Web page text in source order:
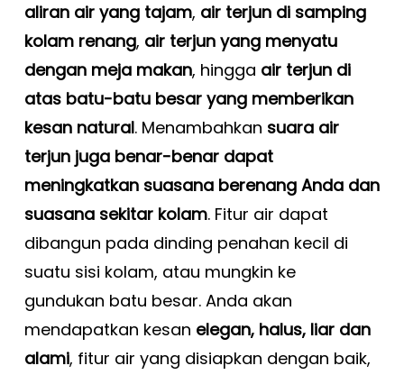
aliran air yang tajam, air terjun di samping
kolam renang, air terjun yang menyatu
dengan meja makan, hingga air terjun di
atas batu-batu besar yang memberikan
kesan natural. Menambahkan suara air
terjun juga benar-benar dapat
meningkatkan suasana berenang Anda dan
suasana sekitar kolam. Fitur air dapat
dibangun pada dinding penahan kecil di
suatu sisi kolam, atau mungkin ke
gundukan batu besar. Anda akan
mendapatkan kesan elegan, halus, liar dan
alami, fitur air yang disiapkan dengan baik,